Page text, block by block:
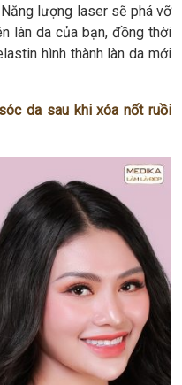
lượng laser sẽ phá vỡ
làn da của bạn, đồng thời
hình thành làn da mới
da sau khi xóa nốt ruồi